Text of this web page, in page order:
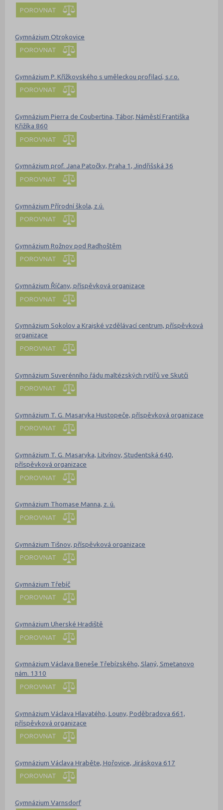
POROVNAT
Gymnázium Otrokovice
POROVNAT
Gymnázium P. Křížkovského s uměleckou profilací, s.r.o.
POROVNAT
Gymnázium Pierra de Coubertina, Tábor, Náměstí Františka
Křižíka 860
POROVNAT
Gymnázium prof. Jana Patočky, Praha 1, Jindřišská 36
POROVNAT
Gymnázium Přírodní škola, z.ú.
POROVNAT
Gymnázium Rožnov pod Radhoštěm
POROVNAT
Gymnázium Říčany, příspěvková organizace
POROVNAT
Gymnázium Sokolov a Krajské vzdělávací centrum, příspěvková
organizace
POROVNAT
Gymnázium Suverénního řádu maltézských rytířů ve Skutči
POROVNAT
Gymnázium T. G. Masaryka Hustopeče, příspěvková organizace
POROVNAT
Gymnázium T. G. Masaryka, Litvínov, Studentská 640,
příspěvková organizace
POROVNAT
Gymnázium Thomase Manna, z. ú.
POROVNAT
Gymnázium Tišnov, příspěvková organizace
POROVNAT
Gymnázium Třebíč
POROVNAT
Gymnázium Uherské Hradiště
POROVNAT
Gymnázium Václava Beneše Třebízského, Slaný, Smetanovo
nám. 1310
POROVNAT
Gymnázium Václava Hlavatého, Louny, Poděbradova 661,
příspěvková organizace
POROVNAT
Gymnázium Václava Hraběte, Hořovice, Jiráskova 617
POROVNAT
Gymnázium Varnsdorf